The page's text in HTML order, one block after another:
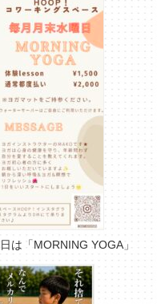
は「MORNING YOGA」